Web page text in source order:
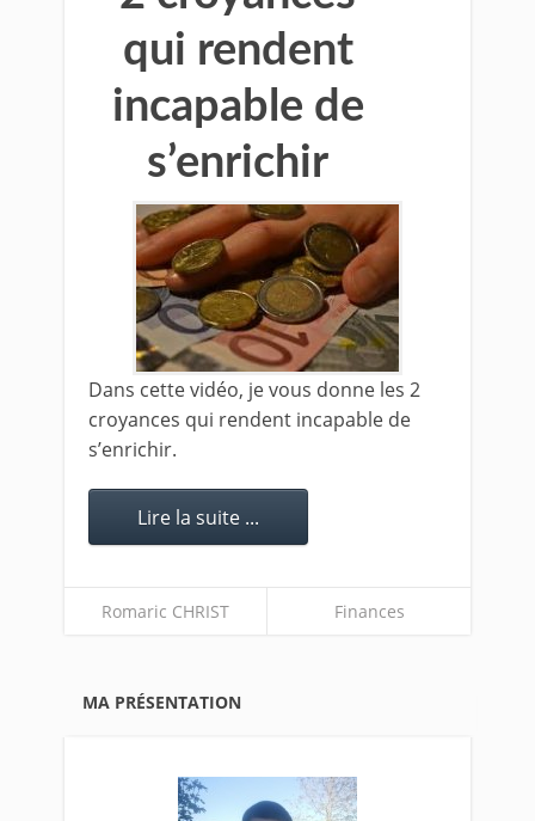
qui rendent
incapable de
s’enrichir
Dans cette vidéo, je vous donne les 2
croyances qui rendent incapable de
s’enrichir.
Lire la suite ...
Romaric CHRIST Finances
MA PRÉSENTATION